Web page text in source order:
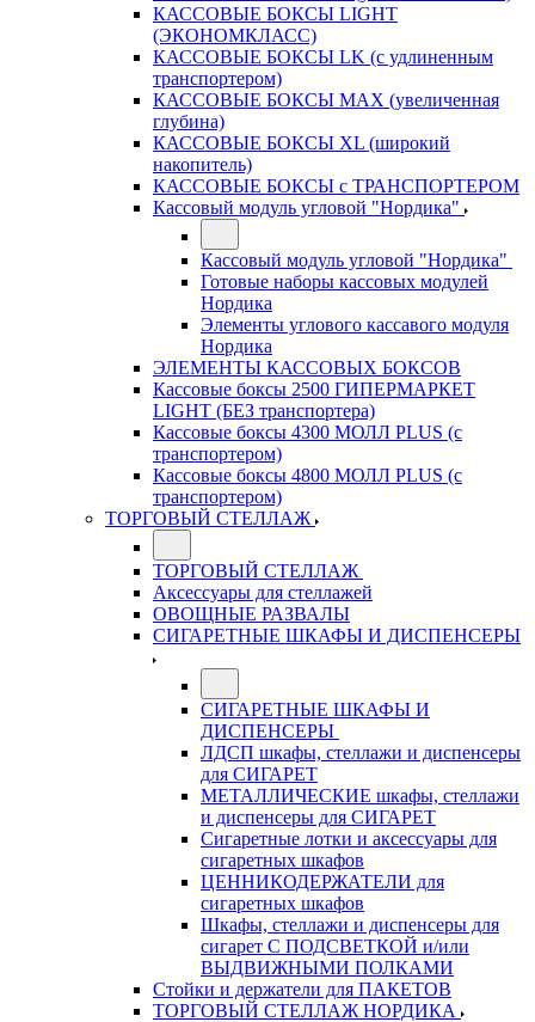
КАССОВЫЕ БОКСЫ LIGHT
(ЭКОНОМКЛАСС)
КАССОВЫЕ БОКСЫ LK (с удлиненным
транспортером)
КАССОВЫЕ БОКСЫ MAX (увеличенная
глубина)
КАССОВЫЕ БОКСЫ XL (широкий
накопитель)
КАССОВЫЕ БОКСЫ с ТРАНСПОРТЕРОМ
Кассовый модуль угловой "Нордика"
Кассовый модуль угловой "Нордика"
Готовые наборы кассовых модулей
Нордика
Элементы углового кассавого модуля
Нордика
ЭЛЕМЕНТЫ КАССОВЫХ БОКСОВ
Кассовые боксы 2500 ГИПЕРМАРКЕТ
LIGHT (БЕЗ транспортера)
Кассовые боксы 4300 МОЛЛ PLUS (с
транспортером)
Кассовые боксы 4800 МОЛЛ PLUS (с
транспортером)
ТОРГОВЫЙ СТЕЛЛАЖ
ТОРГОВЫЙ СТЕЛЛАЖ
Аксессуары для стеллажей
ОВОЩНЫЕ РАЗВАЛЫ
СИГАРЕТНЫЕ ШКАФЫ И ДИСПЕНСЕРЫ
СИГАРЕТНЫЕ ШКАФЫ И
ДИСПЕНСЕРЫ
ЛДСП шкафы, стеллажи и диспенсеры
для СИГАРЕТ
МЕТАЛЛИЧЕСКИЕ шкафы, стеллажи
и диспенсеры для СИГАРЕТ
Сигаретные лотки и аксессуары для
сигаретных шкафов
ЦЕННИКОДЕРЖАТЕЛИ для
сигаретных шкафов
Шкафы, стеллажи и диспенсеры для
сигарет С ПОДСВЕТКОЙ и/или
ВЫДВИЖНЫМИ ПОЛКАМИ
Стойки и держатели для ПАКЕТОВ
ТОРГОВЫЙ СТЕЛЛАЖ НОРДИКА